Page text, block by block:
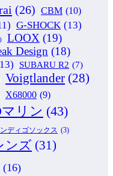
(26) CBM (10)
G-SHOCK (13)
LOOX (19)
Design (18)
SUBARU R2 (7)
Voigtlander (28)
X68000 (9)
リン (43)
ディゴソックス (3)
ンズ (31)
(16)